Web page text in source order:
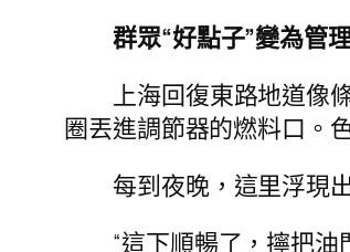
群眾“好點子”變為管
上海回復東路地道像
圈丟進調節器的燃料口。
每到夜晚，這里浮現
“這下順暢了，擰把油